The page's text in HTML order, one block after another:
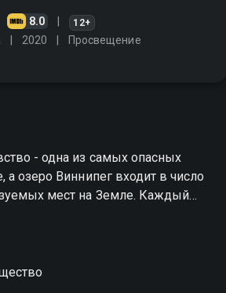
8.0 12+
2020 Просвещение
- одна из самых опасных
а озеро Виннипег входит в число
мест на Земле. Каждый
викингов выходят на лёд,